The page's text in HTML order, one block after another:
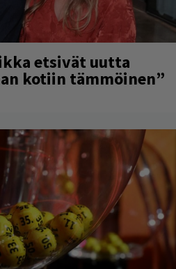
etsivät uutta
kotiin tämmöinen”